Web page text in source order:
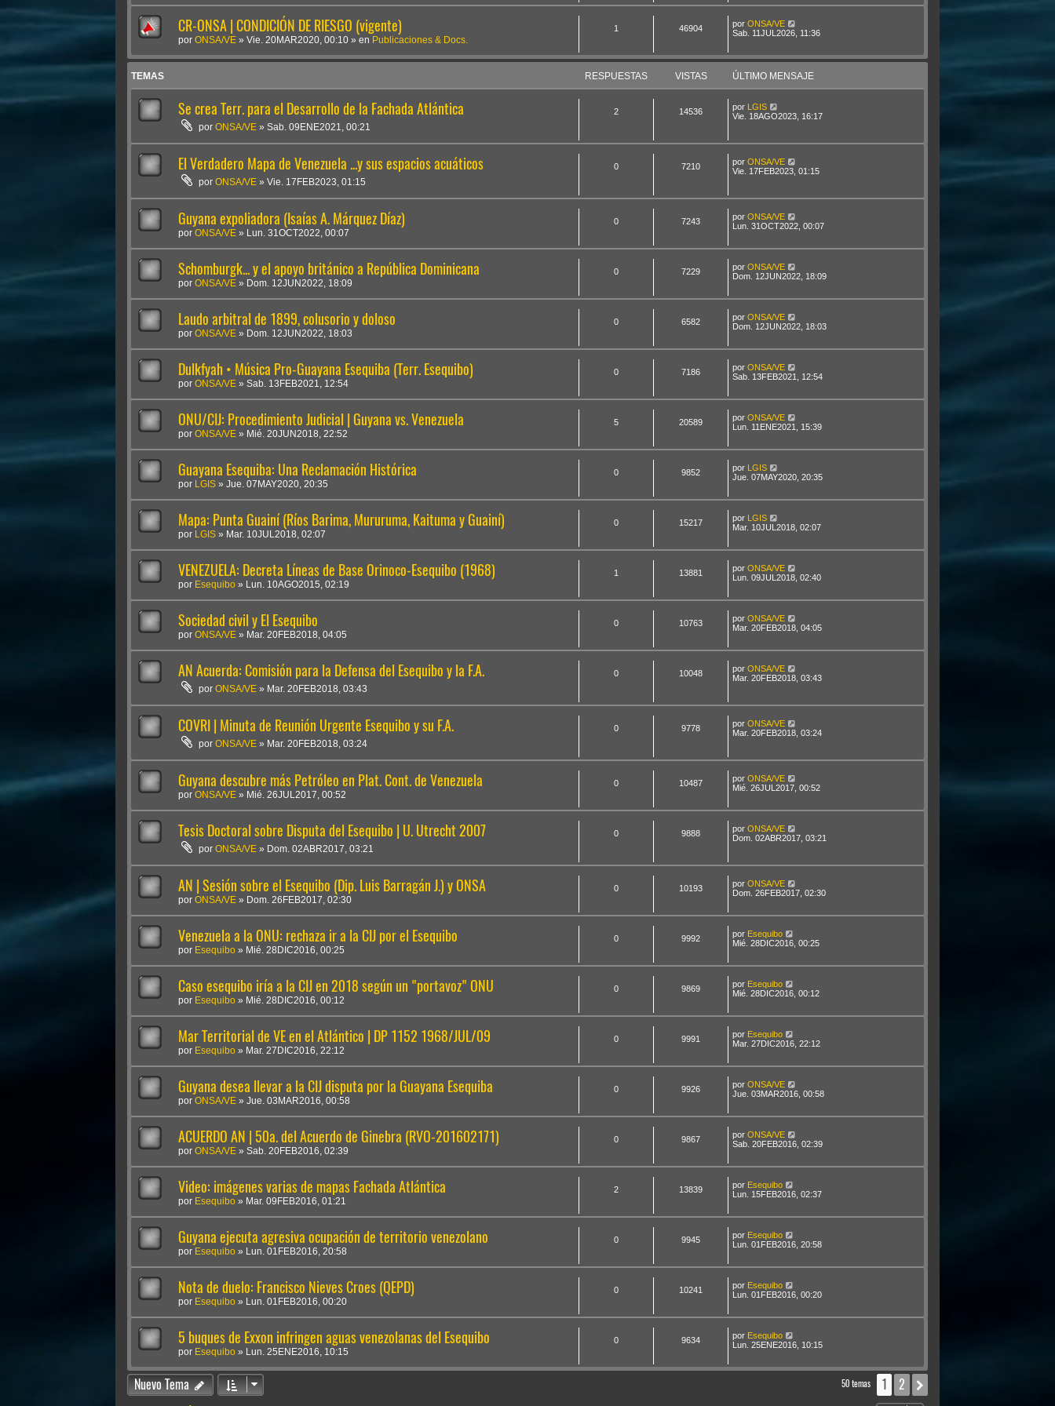
CR-ONSA | CONDICIÓN DE RIESGO (vigente)
por ONSA/VE » Vie. 20MAR2020, 00:10 » en Publicaciones & Docs.
1 46904 por ONSA/VE
Sab. 11JUL2026, 11:36
TEMAS RESPUESTAS VISTAS ÚLTIMO MENSAJE
Se crea Terr. para el Desarrollo de la Fachada Atlántica
porONSA/VE »Sab. 09ENE2021, 00:21
2 14536 por LGIS
Vie. 18AGO2023, 16:17
El Verdadero Mapa de Venezuela ...y sus espacios acuáticos
porONSA/VE »Vie. 17FEB2023, 01:15
0 7210 por ONSA/VE
Vie. 17FEB2023, 01:15
Guyana expoliadora (Isaías A. Márquez Díaz)
por ONSA/VE » Lun. 31OCT2022, 00:07
0 7243 por ONSA/VE
Lun. 31OCT2022, 00:07
Schomburgk... y el apoyo británico a República Dominicana
por ONSA/VE » Dom. 12JUN2022, 18:09
0 7229 por ONSA/VE
Dom. 12JUN2022, 18:09
Laudo arbitral de 1899, colusorio y doloso
por ONSA/VE » Dom. 12JUN2022, 18:03
0 6582 por ONSA/VE
Dom. 12JUN2022, 18:03
Dulkfyah • Música Pro-Guayana Esequiba (Terr. Esequibo)
por ONSA/VE » Sab. 13FEB2021, 12:54
0 7186 por ONSA/VE
Sab. 13FEB2021, 12:54
ONU/CIJ: Procedimiento Judicial | Guyana vs. Venezuela
por ONSA/VE » Mié. 20JUN2018, 22:52
5 20589 por ONSA/VE
Lun. 11ENE2021, 15:39
Guayana Esequiba: Una Reclamación Histórica
por LGIS » Jue. 07MAY2020, 20:35
0 9852 por LGIS
Jue. 07MAY2020, 20:35
Mapa: Punta Guainí (Ríos Barima, Mururuma, Kaituma y Guainí)
por LGIS » Mar. 10JUL2018, 02:07
0 15217 por LGIS
Mar. 10JUL2018, 02:07
VENEZUELA: Decreta Líneas de Base Orinoco-Esequibo (1968)
por Esequibo » Lun. 10AGO2015, 02:19
1 13881 por ONSA/VE
Lun. 09JUL2018, 02:40
Sociedad civil y El Esequibo
por ONSA/VE » Mar. 20FEB2018, 04:05
0 10763 por ONSA/VE
Mar. 20FEB2018, 04:05
AN Acuerda: Comisión para la Defensa del Esequibo y la F.A.
porONSA/VE » Mar. 20FEB2018, 03:43
0 10048 por ONSA/VE
Mar. 20FEB2018, 03:43
COVRI | Minuta de Reunión Urgente Esequibo y su F.A.
porONSA/VE » Mar. 20FEB2018, 03:24
0 9778 por ONSA/VE
Mar. 20FEB2018, 03:24
Guyana descubre más Petróleo en Plat. Cont. de Venezuela
por ONSA/VE » Mié. 26JUL2017, 00:52
0 10487 por ONSA/VE
Mié. 26JUL2017, 00:52
Tesis Doctoral sobre Disputa del Esequibo | U. Utrecht 2007
porONSA/VE » Dom. 02ABR2017, 03:21
0 9888 por ONSA/VE
Dom. 02ABR2017, 03:21
AN | Sesión sobre el Esequibo (Dip. Luis Barragán J.) y ONSA
por ONSA/VE » Dom. 26FEB2017, 02:30
0 10193 por ONSA/VE
Dom. 26FEB2017, 02:30
Venezuela a la ONU: rechaza ir a la CIJ por el Esequibo
por Esequibo » Mié. 28DIC2016, 00:25
0 9992 por Esequibo
Mié. 28DIC2016, 00:25
Caso esequibo iría a la CIJ en 2018 según un "portavoz" ONU
por Esequibo » Mié. 28DIC2016, 00:12
0 9869 por Esequibo
Mié. 28DIC2016, 00:12
Mar Territorial de VE en el Atlántico | DP 1152 1968/JUL/09
por Esequibo » Mar. 27DIC2016, 22:12
0 9991 por Esequibo
Mar. 27DIC2016, 22:12
Guyana desea llevar a la CIJ disputa por la Guayana Esequiba
por ONSA/VE » Jue. 03MAR2016, 00:58
0 9926 por ONSA/VE
Jue. 03MAR2016, 00:58
ACUERDO AN | 50a. del Acuerdo de Ginebra (RVO-201602171)
por ONSA/VE » Sab. 20FEB2016, 02:39
0 9867 por ONSA/VE
Sab. 20FEB2016, 02:39
Video: imágenes varias de mapas Fachada Atlántica
por Esequibo » Mar. 09FEB2016, 01:21
2 13839 por Esequibo
Lun. 15FEB2016, 02:37
Guyana ejecuta agresiva ocupación de territorio venezolano
por Esequibo » Lun. 01FEB2016, 20:58
0 9945 por Esequibo
Lun. 01FEB2016, 20:58
Nota de duelo: Francisco Nieves Croes (QEPD)
por Esequibo » Lun. 01FEB2016, 00:20
0 10241 por Esequibo
Lun. 01FEB2016, 00:20
5 buques de Exxon infringen aguas venezolanas del Esequibo
por Esequibo » Lun. 25ENE2016, 10:15
0 9634 por Esequibo
Lun. 25ENE2016, 10:15
Nuevo Tema 50 temas 1 2